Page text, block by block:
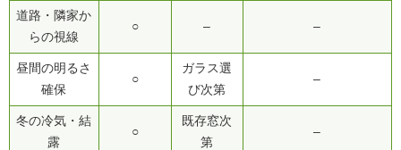
道路・隣家か
らの視線
○ – –
昼間の明るさ
確保
○
ガラス選
び次第
–
冬の冷気・結
露
○
既存窓次
第
–